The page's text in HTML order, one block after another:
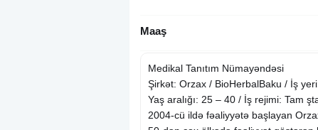
Maaş
Medikal Tanıtım Nümayəndəsi
Şirkət: Orzax / BioHerbalBaku / İş
Yaş aralığı: 25 – 40 / İş rejimi: Tam
2004-cü ildə fəaliyyətə başlayan